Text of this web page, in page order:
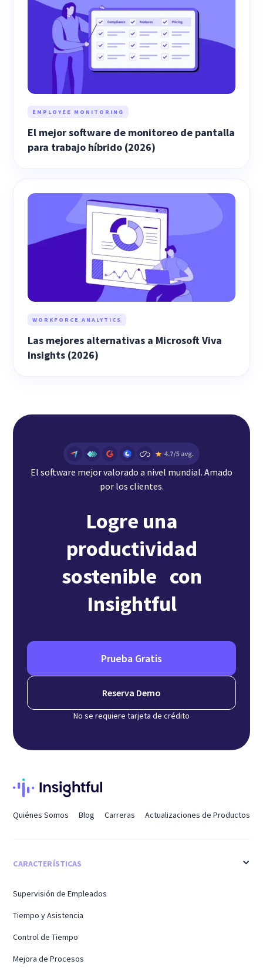
EMPLOYEE MONITORING
El mejor software de monitoreo de pantalla
para trabajo híbrido (2026)
WORKFORCE ANALYTICS
Las mejores alternativas a Microsoft Viva
Insights (2026)
El software mejor valorado a nivel mundial. Amado
por los clientes.
Logre una
productividad
sostenible con
Insightful
Prueba Gratis
Reserva Demo
No se requiere tarjeta de crédito
Quiénes Somos Blog Carreras Actualizaciones de Productos
CARACTERÍSTICAS
Supervisión de Empleados
Tiempo y Asistencia
Control de Tiempo
Mejora de Procesos